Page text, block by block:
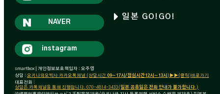
일본 GO!GO!
NAVER
instagram
smartbox | 개인정보보호책임자 : 오주영
상담 : 오키나와오박사 카카오톡채널 (상담시간09~17시/점심시간12시~13시 )▶▶(클릭)바로가기
대표전화 :
상담은 카톡채널을 통해 진행합니다. 070-4814-3433( 일본 공휴일은 전화 안내가 불가합니다 .)